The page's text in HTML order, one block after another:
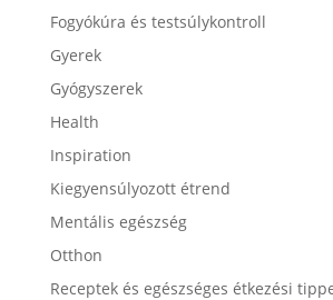
Fogyókúra és testsúlykontroll
Gyerek
Gyógyszerek
Health
Inspiration
Kiegyensúlyozott étrend
Mentális egészség
Otthon
Receptek és egészséges étkezési